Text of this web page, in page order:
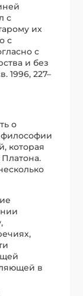
с
их
с
с
и без
1996, 227–
о
философии
которая
Платона.
в